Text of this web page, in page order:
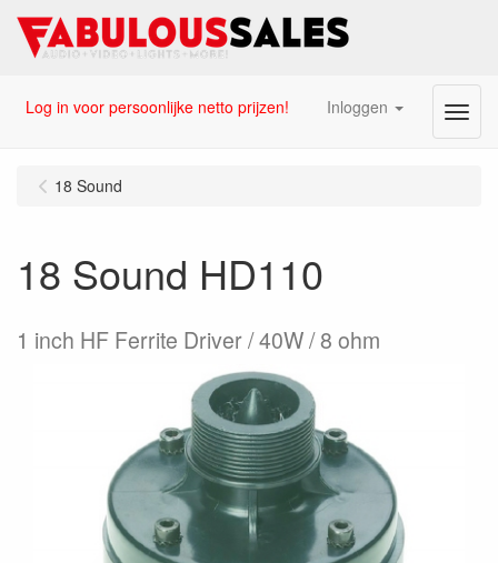
Log in voor persoonlijke netto prijzen! Inloggen Menu
18 Sound
18 Sound HD110
1 inch HF Ferrite Driver / 40W / 8 ohm